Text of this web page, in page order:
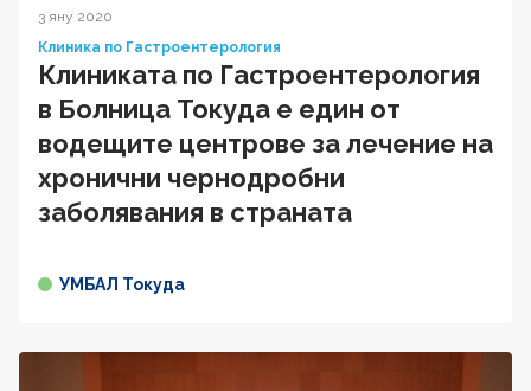
3 яну 2020
Клиника по Гастроентерология
Клиниката по Гастроентерология
в Болница Токуда е един от
водещите центрове за лечение на
хронични чернодробни
заболявания в страната
УМБАЛ Токуда